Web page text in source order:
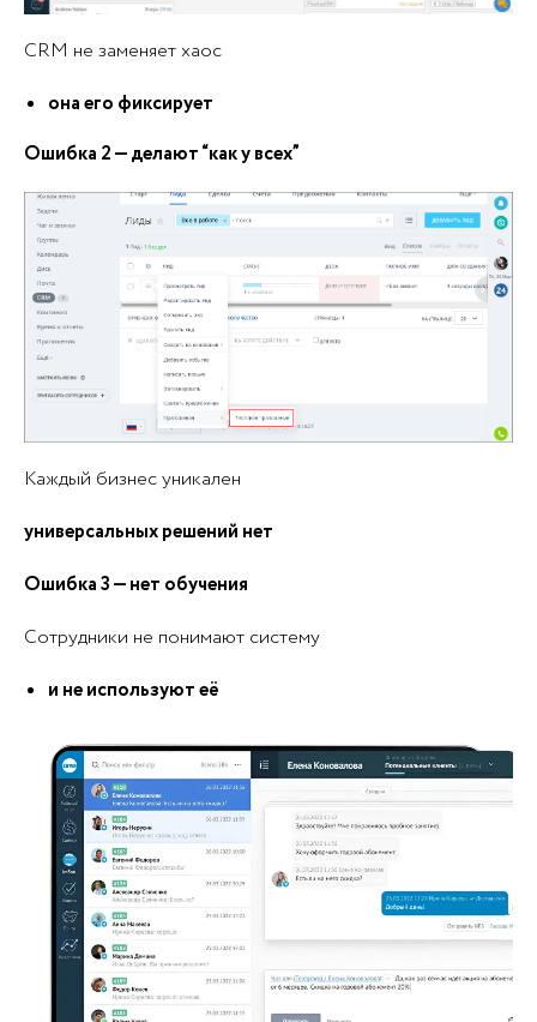
CRM не заменяет хаос
она его фиксирует
Ошибка 2 — делают “как у всех”
Каждый бизнес уникален
универсальных решений нет
Ошибка 3 — нет обучения
Сотрудники не понимают систему
и не используют её